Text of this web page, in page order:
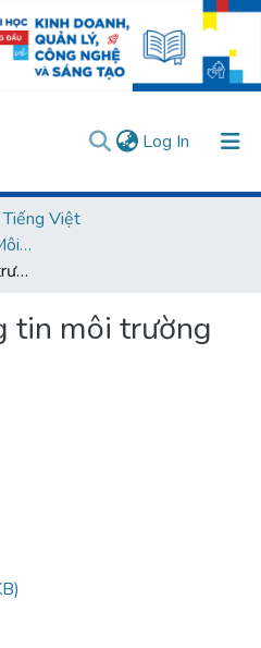
Log In (current)
Việt
07. Khoa học Trái đất - Môi trường
Hệ thống thông tin môi trường
tin môi trường